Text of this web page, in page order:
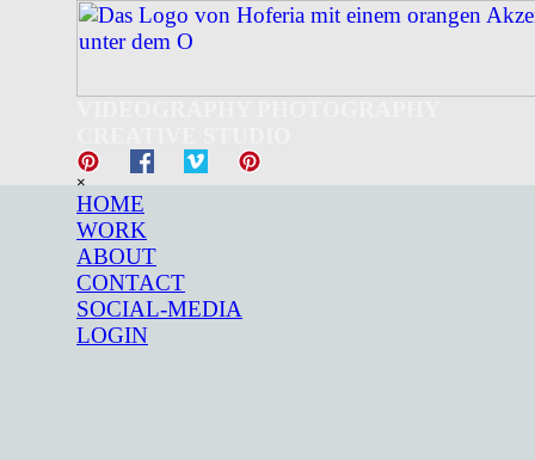
Direkt zum Seiteninhalt
Menü überspringen
×
HOME
WORK
ABOUT
CONTACT
SOCIAL-MEDIA
LOGIN